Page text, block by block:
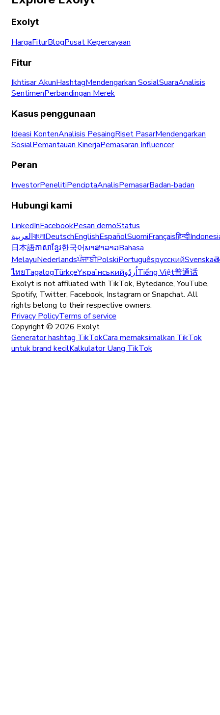
Exolyt
HargaFiturBlogPusat Kepercayaan
Fitur
Ikhtisar AkunHashtagMendengarkan SosialSuaraAnalisis
SentimenPerbandingan Merek
Kasus penggunaan
Ideasi KontenAnalisis PesaingRiset PasarMendengarkan
SosialPemantauan KinerjaPemasaran Influencer
Peran
InvestorPenelitiPenciptaAnalisPemasarBadan-badan
Hubungi kami
LinkedInFacebookPesan demoStatus
العربيةবাংলাDeutschEnglishEspañolSuomiFrançaisहिन्दी
日本語ភាសាខ្មែរ한국어ພາສາລາວBahasa
MelayuNederlandsਪੰਜਾਬੀPolskiPortuguêsрусскийSvenska
ไทยTagalogTürkçeYкраїнськийاُردُوTiếng Việt普通话
Exolyt is not affiliated with TikTok, Bytedance, YouTube,
Spotify, Twitter, Facebook, Instagram or Snapchat. All
rights belong to their respective owners.
Privacy PolicyTerms of service
Copyright © 2026 Exolyt
Generator hashtag TikTokCara memaksimalkan TikTok
untuk brand kecilKalkulator Uang TikTok